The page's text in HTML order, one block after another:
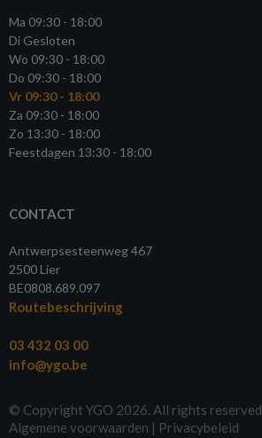
Ma 09:30 - 18:00
Di Gesloten
Wo 09:30 - 18:00
Do 09:30 - 18:00
Vr 09:30 - 18:00
Za 09:30 - 18:00
Zo 13:30 - 18:00
Feestdagen 13:30 - 18:00
CONTACT
Antwerpsesteenweg 467
2500 Lier
BE0808.689.097
Routebeschrijving
03 432 03 00
info@ygo.be
© Copyright YGO 2026. All rights reserved.
Algemene voorwaarden | Privacybeleid